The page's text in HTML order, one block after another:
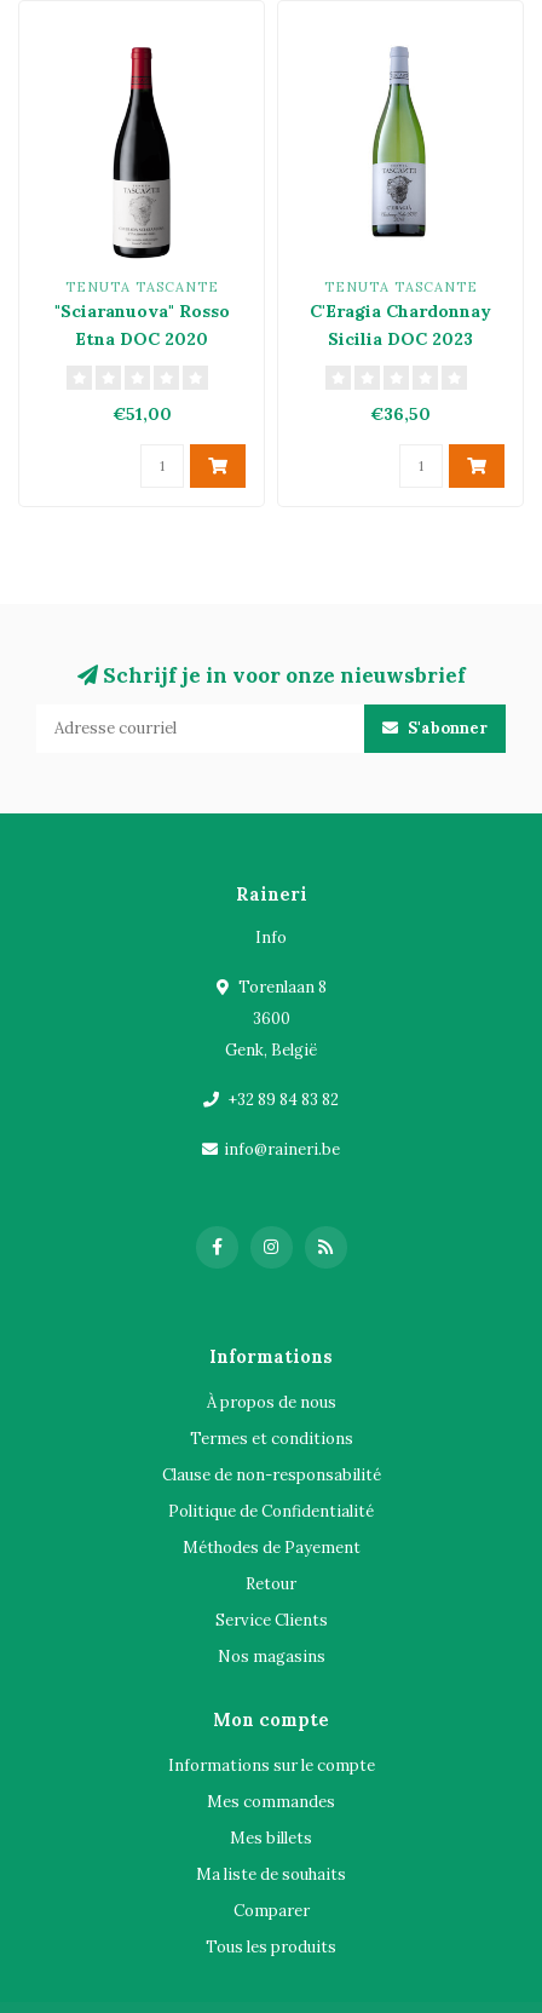
TENUTA TASCANTE
"Sciaranuova" Rosso
Etna DOC 2020
€51,00
TENUTA TASCANTE
C'Eragia Chardonnay
Sicilia DOC 2023
€36,50
Schrijf je in voor onze nieuwsbrief
S'abonner
Raineri
Info
Torenlaan 8
3600
Genk, België
+32 89 84 83 82
info@raineri.be
Informations
À propos de nous
Termes et conditions
Clause de non-responsabilité
Politique de Confidentialité
Méthodes de Payement
Retour
Service Clients
Nos magasins
Mon compte
Informations sur le compte
Mes commandes
Mes billets
Ma liste de souhaits
Comparer
Tous les produits